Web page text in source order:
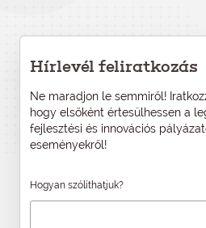
Hírlevél feliratkozás
Ne maradjon le semmiről!
hogy elsőként értesülhessen a
fejlesztési és innovációs
eseményekről!
Hogyan szólíthatjuk?